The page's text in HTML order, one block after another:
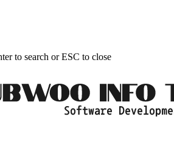
to search or ESC to close